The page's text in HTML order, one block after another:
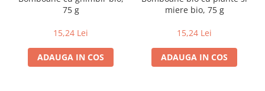
75 g
15,24 Lei
ADAUGA IN COS
miere bio, 75 g
15,24 Lei
ADAUGA IN COS